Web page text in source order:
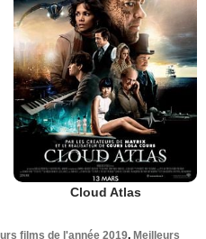
Cloud Atlas
films de l'année 2019, Meilleurs